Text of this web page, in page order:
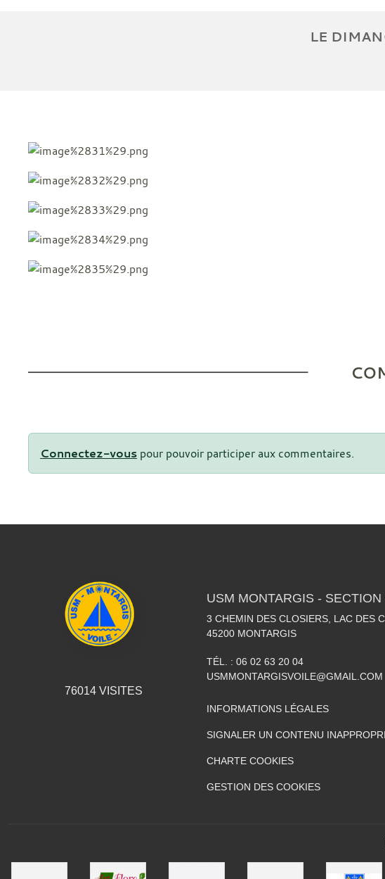
LE
Connectez-vous pour pouvoir participer aux commentaires.
76014VISITES
USM MONTARGIS - SECTION
3 CHEMIN DES CLOSIERS, LAC DES
45200 MONTARGIS
TÉL. : 06 02 63 20 04
USMMONTARGISVOILE@GMAIL.COM
INFORMATIONS LÉGALES
SIGNALER UN CONTENU
CHARTE COOKIES
GESTION DES COOKIES